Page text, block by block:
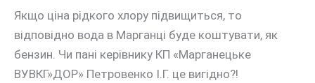
Якщо ціна рідкого хлору підвищиться, то
відповідно вода в Марганці буде коштувати, як
бензин. Чи пані керівнику КП «Марганецьке
ВУВКГ»ДОР» Петровенко І.Г. це вигідно?!